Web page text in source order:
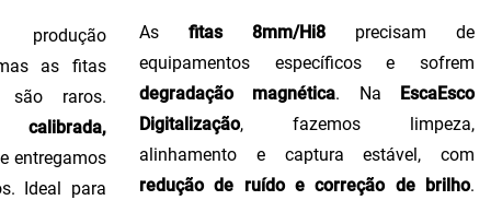
as fitas
são raros.
entregamos
Ideal para
As fitas 8mm/Hi8 precisam de
equipamentos específicos e sofrem
degradação magnética. Na EscaEsco
Digitalização, fazemos limpeza,
alinhamento e captura estável, com
redução de ruído e correção de brilho.